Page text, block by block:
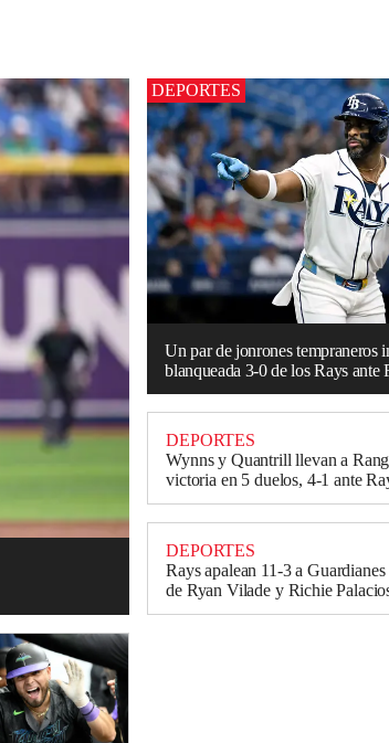
DEPORTES
Un par de jonrones tempraneros
blanqueada 3-0 de los Rays ante
DEPORTES
Wynns y Quantrill llevan a
victoria en 5 duelos, 4-1 ante
DEPORTES
Rays apalean 11-3 a
de Ryan Vilade y Richie